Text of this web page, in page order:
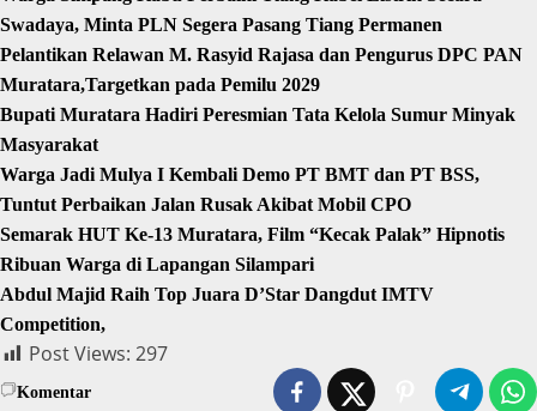
Swadaya, Minta PLN Segera Pasang Tiang Permanen
Pelantikan Relawan M. Rasyid Rajasa dan Pengurus DPC PAN
Muratara,Targetkan pada Pemilu 2029
Bupati Muratara Hadiri Peresmian Tata Kelola Sumur Minyak
Masyarakat
Warga Jadi Mulya I Kembali Demo PT BMT dan PT BSS,
Tuntut Perbaikan Jalan Rusak Akibat Mobil CPO
Semarak HUT Ke-13 Muratara, Film “Kecak Palak” Hipnotis
Ribuan Warga di Lapangan Silampari
Abdul Majid Raih Top Juara D’Star Dangdut IMTV
Competition,
Post Views: 297
Komentar